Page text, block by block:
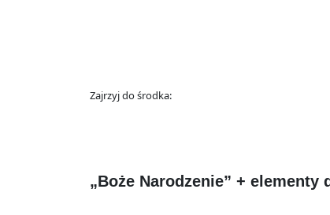
Zajrzyj do środka:
„Boże Narodzenie” + elementy